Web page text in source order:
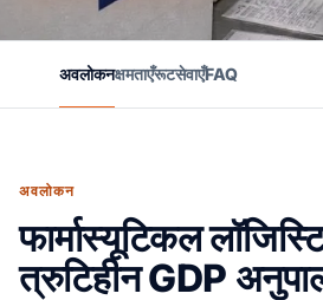
अवलोकनक्षमताएँरूटसेवाएँFAQ
अवलोकन
फार्मास्यूटिकल
त्रुटिहीन GDP